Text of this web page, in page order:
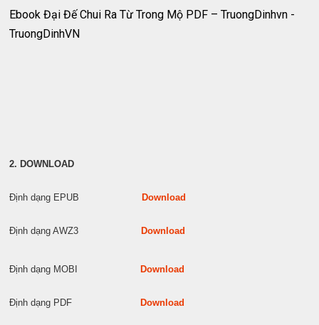
Ebook Đại Đế Chui Ra Từ Trong Mộ PDF – TruongDinhvn -
TruongDinhVN
2. DOWNLOAD
Định dạng EPUB Download
Định dạng AWZ3 Download
Định dạng MOBI Download
Định dạng PDF Download